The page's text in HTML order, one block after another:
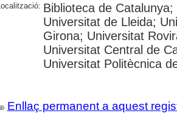
Localització: Biblioteca de
Universitat de Lleida;
Girona; Universitat
Universitat Central de
Universitat Politècnica
Enllaç permanent a aquest